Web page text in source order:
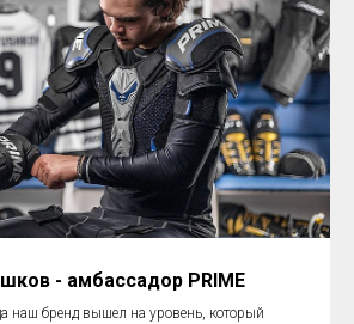
- амбассадор PRIME
наш бренд вышел на уровень, который